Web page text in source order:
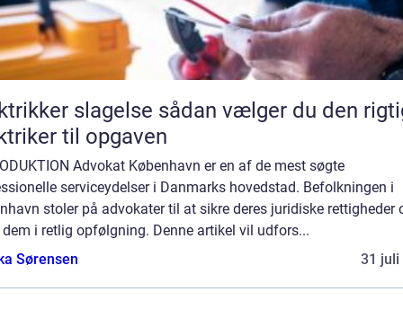
slagelse sådan vælger du den rigtige
til opgaven
Advokat København er en af de mest søgte
serviceydelser i Danmarks hovedstad. Befolkningen i
stoler på advokater til at sikre deres juridiske rettigheder
i retlig opfølgning. Denne artikel vil udfors...
Sørensen
31 juli